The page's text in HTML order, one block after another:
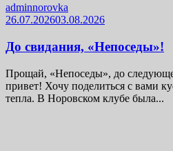
adminnorovka
26.07.202603.08.2026
До свидания, «Непоседы»!
Прощай, «Непоседы», до
привет! Хочу поделиться с вами
тепла. В Норовском клубе была...